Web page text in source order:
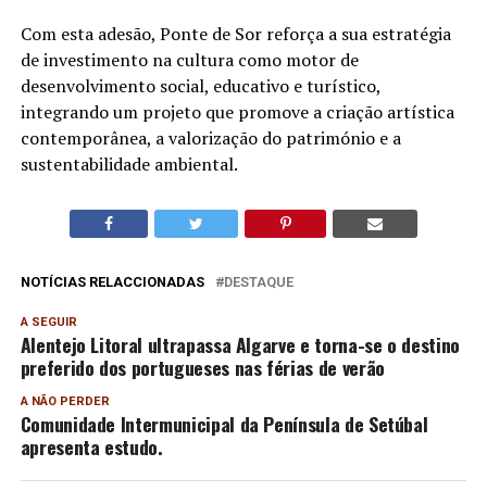
Com esta adesão, Ponte de Sor reforça a sua estratégia
de investimento na cultura como motor de
desenvolvimento social, educativo e turístico,
integrando um projeto que promove a criação artística
contemporânea, a valorização do património e a
sustentabilidade ambiental.
NOTÍCIAS RELACCIONADAS DESTAQUE
A SEGUIR
Alentejo Litoral ultrapassa Algarve e torna-se o destino
preferido dos portugueses nas férias de verão
A NÃO PERDER
Comunidade Intermunicipal da Península de Setúbal
apresenta estudo.